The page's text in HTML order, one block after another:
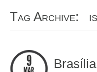
Tag Archive: